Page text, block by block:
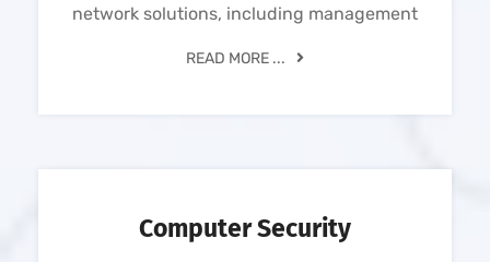
network solutions, including management
READ MORE ...
Computer Security